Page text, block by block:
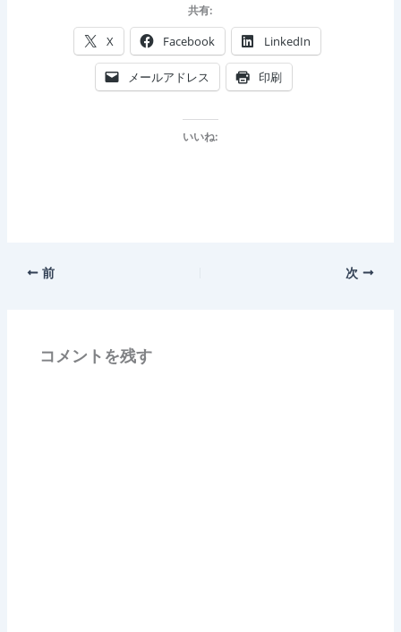
共有:
X Facebook LinkedIn
メールアドレス 印刷
いいね:
前 次
コメントを残す